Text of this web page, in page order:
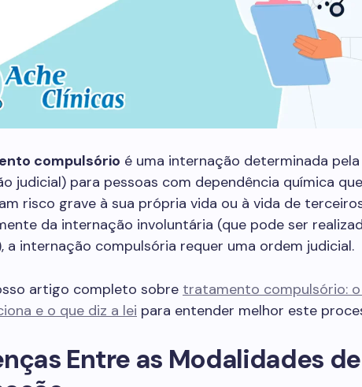
compulsório é uma internação determinada
judicial) para pessoas com dependência química que
risco grave à sua própria vida ou à vida de
da internação involuntária (que pode ser
a internação compulsória requer uma ordem judicial.
artigo completo sobre tratamento compulsório: o
e o que diz a lei para entender melhor este
Entre as Modalidades de